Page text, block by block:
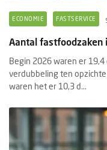
ECONOMIE FASTSERVICE
Aantal fastfoodzaken
Begin 2026 waren er
verdubbeling ten
waren het er 10,3 d...